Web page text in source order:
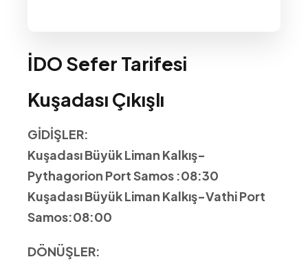
İDO Sefer Tarifesi
Kuşadası Çıkışlı
GİDİŞLER:
Kuşadası Büyük Liman Kalkış-
Pythagorion Port Samos :08:30
Kuşadası Büyük Liman Kalkış-Vathi Port
Samos:08:00
DÖNÜŞLER: